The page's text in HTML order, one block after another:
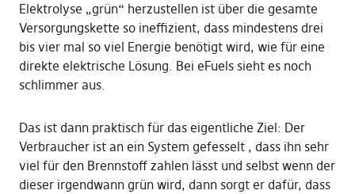
Elektrolyse „grün“ herzustellen ist über die gesamte
Versorgungskette so ineffizient, dass mindestens drei
bis vier mal so viel Energie benötigt wird, wie für eine
direkte elektrische Lösung. Bei eFuels sieht es noch
schlimmer aus.
Das ist dann praktisch für das eigentliche Ziel: Der
Verbraucher ist an ein System gefesselt , dass ihn sehr
viel für den Brennstoff zahlen lässt und selbst wenn der
dieser irgendwann grün wird, dann sorgt er dafür, dass